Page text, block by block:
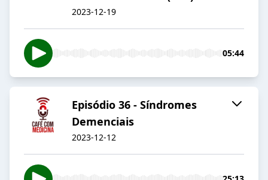
2023-12-19
05:44
Episódio 36 - Síndromes
Demenciais
2023-12-12